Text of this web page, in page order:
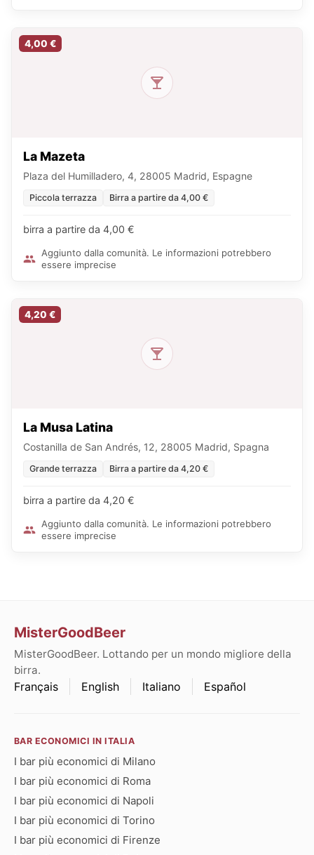
4,00 €
La Mazeta
Plaza del Humilladero, 4, 28005 Madrid, Espagne
Piccola terrazza Birra a partire da 4,00 €
birra a partire da 4,00 €
Aggiunto dalla comunità. Le informazioni potrebbero
essere imprecise
4,20 €
La Musa Latina
Costanilla de San Andrés, 12, 28005 Madrid, Spagna
Grande terrazza Birra a partire da 4,20 €
birra a partire da 4,20 €
Aggiunto dalla comunità. Le informazioni potrebbero
essere imprecise
MisterGoodBeer
MisterGoodBeer. Lottando per un mondo migliore della
birra.
Français English Italiano Español
BAR ECONOMICI IN ITALIA
I bar più economici di Milano
I bar più economici di Roma
I bar più economici di Napoli
I bar più economici di Torino
I bar più economici di Firenze